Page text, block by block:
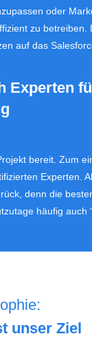
oder
zu betreiben.
auf das
Experten
bereit. Zum
Experten.
denn die
häufig auch
unser Ziel